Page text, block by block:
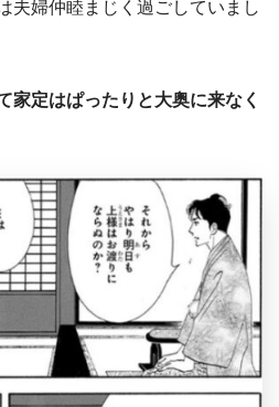
夫婦仲睦まじく過ごしていまし
家定はぱったりと大奥に来なく